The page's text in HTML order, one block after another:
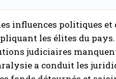
influences politiques
les élites du
judiciaires
a conduit les